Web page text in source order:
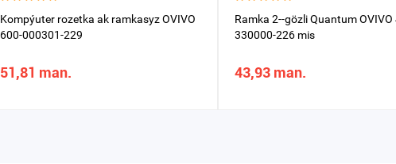
Kompýuter rozetka ak ramkasyz OVIVO
600-000301-229
51,81 man.
Ramka 2--gözli Quantum OVIVO
330000-226 mis
43,93 man.